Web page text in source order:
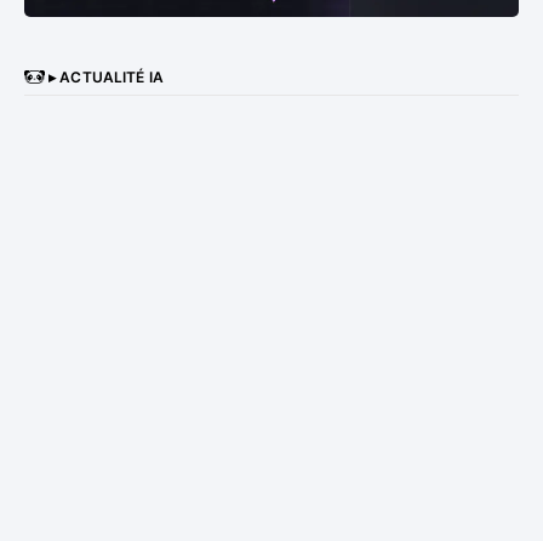
▸ ACTUALITÉ IA